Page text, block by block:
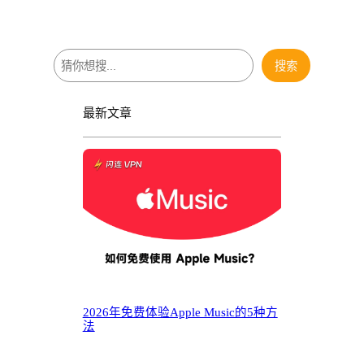
搜
索
搜索
最新文章
2026年免费体验Apple Music的5种方
法